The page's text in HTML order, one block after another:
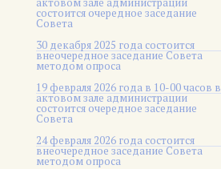
состоится очередное заседание
Совета
30 декабря 2025 года состоится
внеочередное заседание Совета
методом опроса
19 февраля 2026 года в 10-00 часов в
актовом зале администрации
состоится очередное заседание
Совета
24 февраля 2026 года состоится
внеочередное заседание Совета
методом опроса